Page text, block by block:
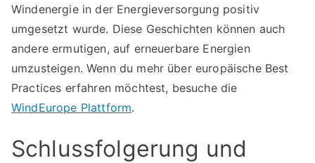
Windenergie in der Energieversorgung positiv
umgesetzt wurde. Diese Geschichten können auch
andere ermutigen, auf erneuerbare Energien
umzusteigen. Wenn du mehr über europäische Best
Practices erfahren möchtest, besuche die
WindEurope Plattform.
Schlussfolgerung und